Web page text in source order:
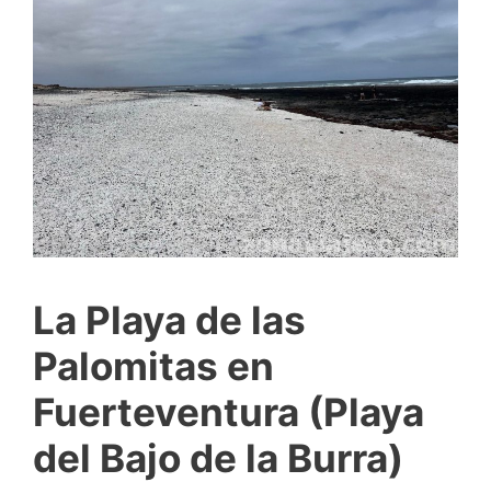
La Playa de las
Palomitas en
Fuerteventura (Playa
del Bajo de la Burra)